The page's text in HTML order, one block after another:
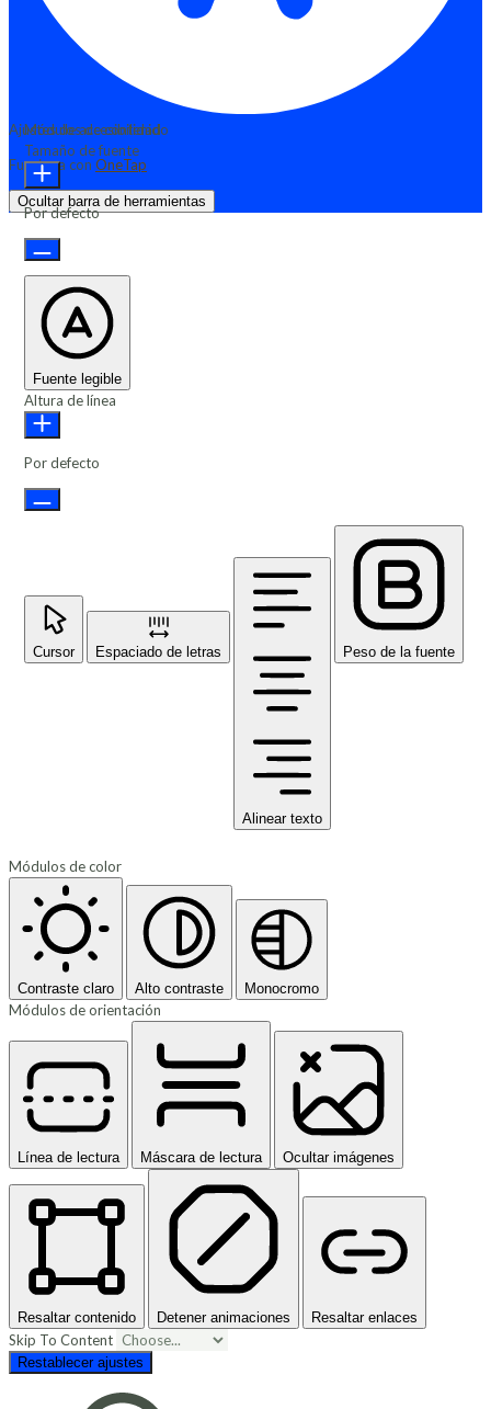
Ajustes de accesibilidad
Funciona con OneTap
Ocultar barra de herramientas
Módulos de contenido
Tamaño de fuente
Por defecto
Fuente legible
Altura de línea
Por defecto
Cursor Espaciado de letras
Alinear texto
Peso de la fuente
Módulos de color
Contraste claro Alto contraste Monocromo
Módulos de orientación
Línea de lectura Máscara de lectura Ocultar imágenes
Resaltar contenido Detener animaciones Resaltar enlaces
Skip To Content
Restablecer ajustes